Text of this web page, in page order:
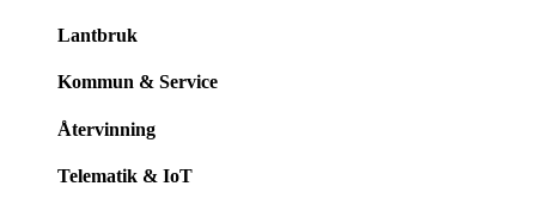
Lantbruk
Kommun & Service
Återvinning
Telematik & IoT